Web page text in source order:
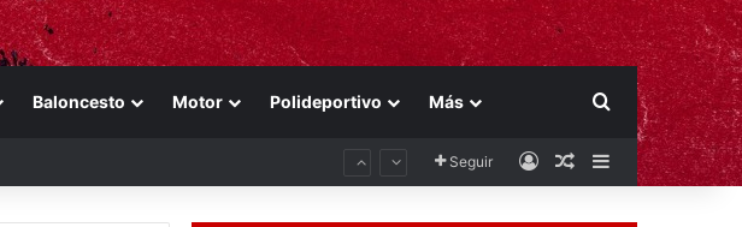
Baloncesto Motor Polideportivo Más Buscar por
Seguir AccesoPublicación al
Barra lateral